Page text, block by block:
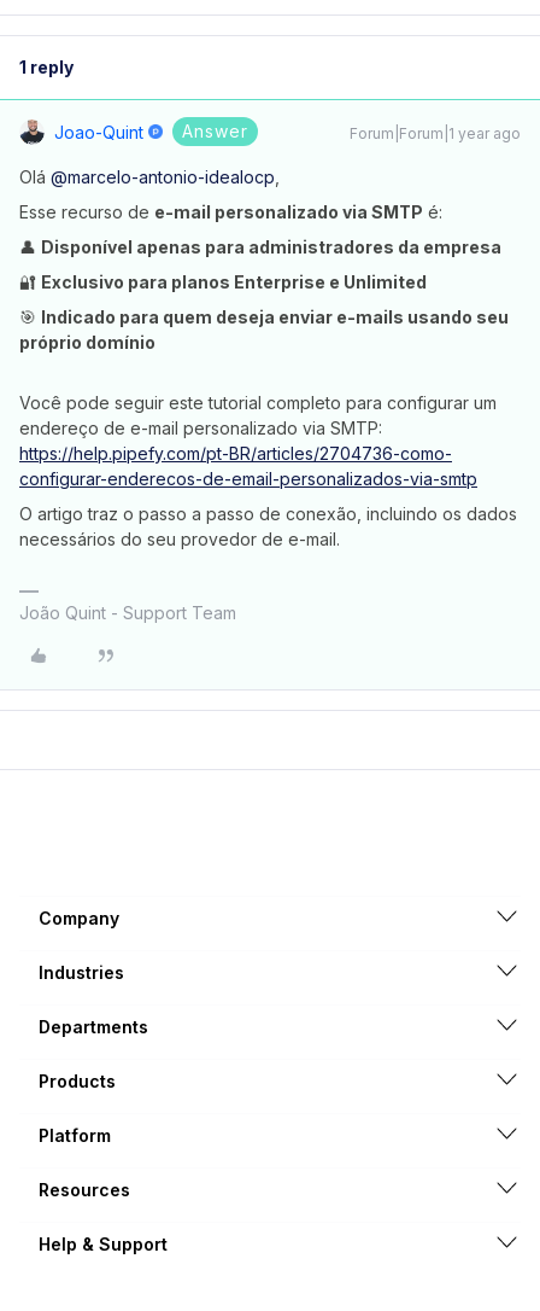
1 reply
Joao-Quint Answer Forum|Forum|1 year ago
Olá ​ @marcelo-antonio-idealocp
Esse recurso de e-mail personalizado via SMTP é:
👤 Disponível apenas para administradores da empresa
🔐 Exclusivo para planos Enterprise e Unlimited
🎯 Indicado para quem deseja enviar e-mails usando seu
próprio domínio
Você pode seguir este tutorial completo para configurar um
endereço de e-mail personalizado via SMTP:
https://help.pipefy.com/pt-BR/articles/2704736-como-
configurar-enderecos-de-email-personalizados-via-smtp
O artigo traz o passo a passo de conexão, incluindo os dados
necessários do seu provedor de e-mail.
João Quint - Support Team
Company
Industries
Departments
Products
Platform
Resources
Help & Support